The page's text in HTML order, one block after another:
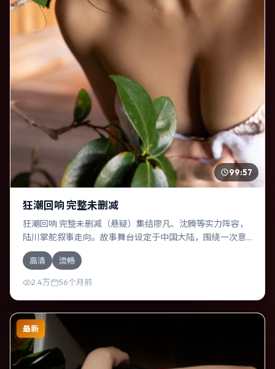
99:57
狂潮回响 完整未删减
狂潮回响 完整未删减（悬疑）集结廖凡、沈腾等实力阵容，
陆川掌舵叙事走向。故事舞台设定于中国大陆，围绕一次意
外选择展开连锁反应；配乐与色彩高度服务于主题，结尾留
白耐人寻味。
高清 流畅
2.4万 56个月前
最新